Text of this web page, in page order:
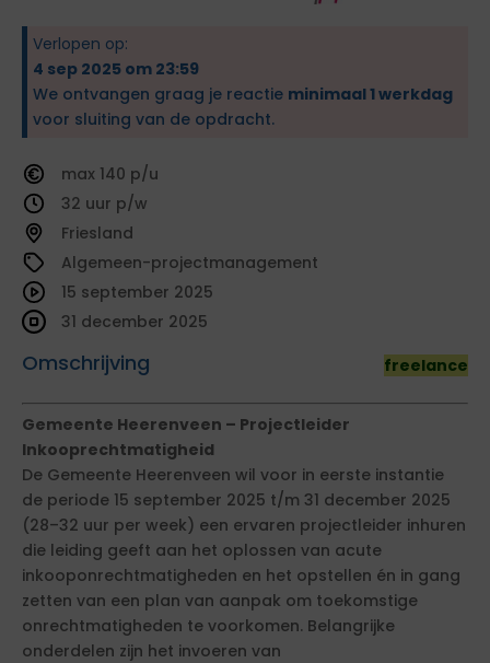
Verlopen op:
4 sep 2025 om 23:59
We ontvangen graag je reactie minimaal 1 werkdag
voor sluiting van de opdracht.
140
32
Friesland
Algemeen-projectmanagement
Omschrijving freelance
15 september 2025
31 december 2025
Gemeente Heerenveen – Projectleider
Inkooprechtmatigheid
De Gemeente Heerenveen wil voor in eerste instantie
de periode 15 september 2025 t/m 31 december 2025
(28–32 uur per week) een ervaren projectleider inhuren
die leiding geeft aan het oplossen van acute
inkooponrechtmatigheden en het opstellen én in gang
zetten van een plan van aanpak om toekomstige
onrechtmatigheden te voorkomen. Belangrijke
onderdelen zijn het invoeren van